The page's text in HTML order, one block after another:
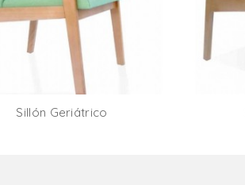
Sillón Geriátrico